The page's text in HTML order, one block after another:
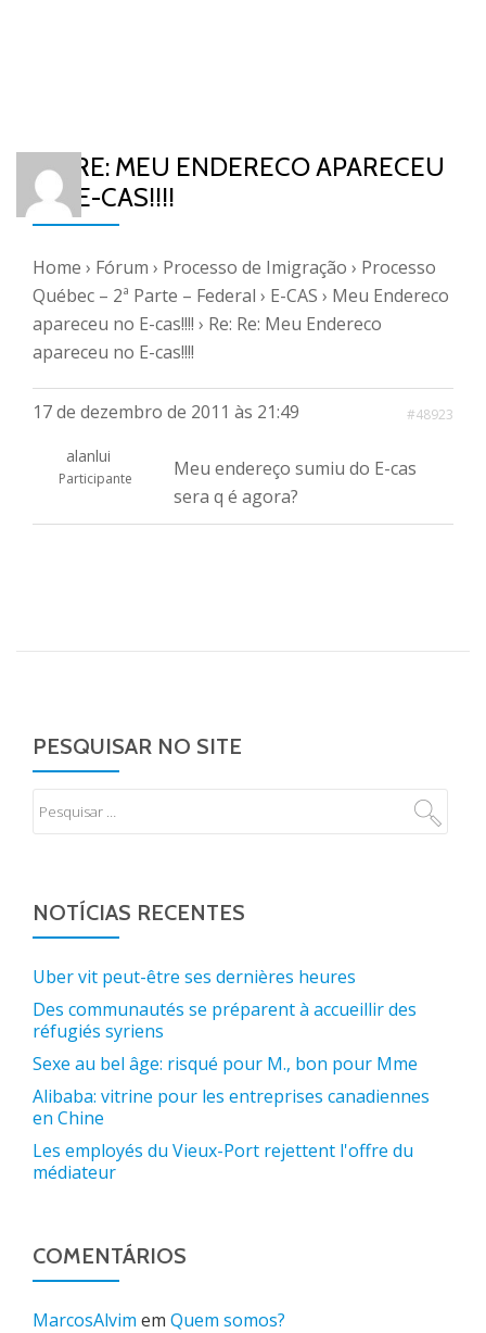
RE: RE: MEU ENDERECO APARECEU
NO E-CAS!!!!
Home › Fórum › Processo de Imigração › Processo
Québec – 2ª Parte – Federal › E-CAS › Meu Endereco
apareceu no E-cas!!!! › Re: Re: Meu Endereco
apareceu no E-cas!!!!
17 de dezembro de 2011 às 21:49 #48923
alanlui
Participante
Meu endereço sumiu do E-cas
sera q é agora?
PESQUISAR NO SITE
NOTÍCIAS RECENTES
Uber vit peut-être ses dernières heures
Des communautés se préparent à accueillir des
réfugiés syriens
Sexe au bel âge: risqué pour M., bon pour Mme
Alibaba: vitrine pour les entreprises canadiennes
en Chine
Les employés du Vieux-Port rejettent l'offre du
médiateur
COMENTÁRIOS
MarcosAlvim em Quem somos?